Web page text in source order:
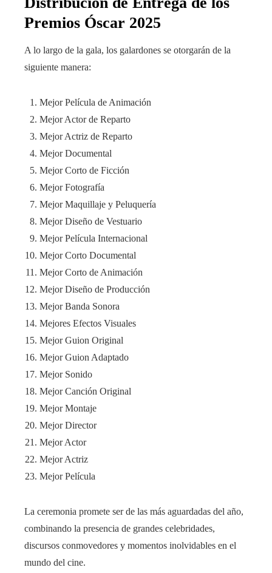
Premios Óscar 2025
A lo largo de la gala, los galardones se otorgarán de la
siguiente manera:
Mejor Película de Animación
Mejor Actor de Reparto
Mejor Actriz de Reparto
Mejor Documental
Mejor Corto de Ficción
Mejor Fotografía
Mejor Maquillaje y Peluquería
Mejor Diseño de Vestuario
Mejor Película Internacional
Mejor Corto Documental
Mejor Corto de Animación
Mejor Diseño de Producción
Mejor Banda Sonora
Mejores Efectos Visuales
Mejor Guion Original
Mejor Guion Adaptado
Mejor Sonido
Mejor Canción Original
Mejor Montaje
Mejor Director
Mejor Actor
Mejor Actriz
Mejor Película
La ceremonia promete ser de las más aguardadas del año,
combinando la presencia de grandes celebridades,
discursos conmovedores y momentos inolvidables en el
mundo del cine.